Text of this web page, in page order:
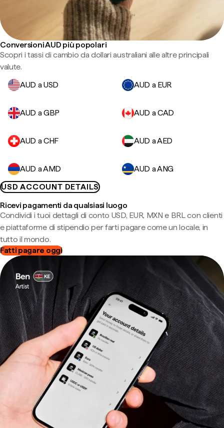
Conversioni AUD più popolari
Scopri i tassi di cambio da dollari australiani alle altre principali
valute.
AUD a USD
AUD a EUR
AUD a GBP AUD a CAD
AUD a CHF AUD a AED
AUD a AMD
AUD a ANG
USD ACCOUNT DETAILS
Ricevi pagamenti da qualsiasi luogo
Condividi i tuoi dettagli di conto USD, EUR, MXN e BRL con clienti
e piattaforme di stipendio per farti pagare come un locale, in
tutto il mondo.
Fatti pagare oggi